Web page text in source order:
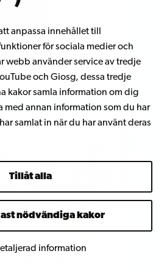
anpassa innehållet till
för sociala medier och
webb använder service av tredje
och Giosg, dessa tredje
kakor samla information om dig
med annan information som du har
samlat in när du har använt deras
Tillåt alla
nödvändiga kakor
information
(THE) placerar
bland världens
universitet.